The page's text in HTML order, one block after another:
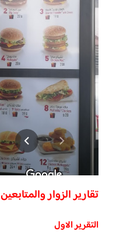
تقارير الزوار والمتابعين
التقرير الاول